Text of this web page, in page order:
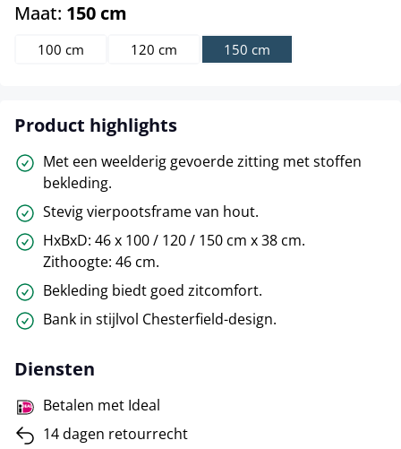
Maat: 150 cm
100 cm 120 cm 150 cm
Product highlights
Met een weelderig gevoerde zitting met stoffen
bekleding.
Stevig vierpootsframe van hout.
HxBxD: 46 x 100 / 120 / 150 cm x 38 cm.
Zithoogte: 46 cm.
Bekleding biedt goed zitcomfort.
Bank in stijlvol Chesterfield-design.
Diensten
Betalen met Ideal
14 dagen retourrecht